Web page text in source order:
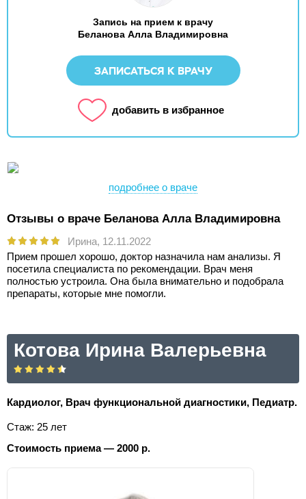
Запись на прием к врачу
Беланова Алла Владимировна
ЗАПИСАТЬСЯ К ВРАЧУ
добавить в избранное
подробнее о враче
Отзывы о враче Беланова Алла Владимировна
Ирина, 12.11.2022
Прием прошел хорошо, доктор назначила нам анализы. Я
посетила специалиста по рекомендации. Врач меня
полностью устроила. Она была внимательно и подобрала
препараты, которые мне помогли.
Котова Ирина Валерьевна
Кардиолог, Врач функциональной диагностики, Педиатр.
Стаж: 25 лет
Стоимость приема — 2000 р.